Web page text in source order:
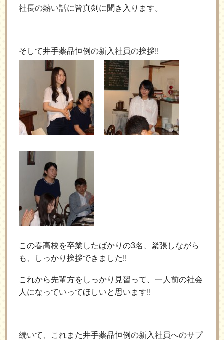
社長の熱い話に皆真剣に聞き入ります。
そして井手薬品恒例の新入社員の挨拶!!
この春高校を卒業したばかりの3名、緊張しながら
も、しっかり挨拶できました!!
これから先輩方をしっかり見習って、一人前の社会
人になっていってほしいと思います!!
続いて、これまた井手薬品恒例の新入社員へのサプ